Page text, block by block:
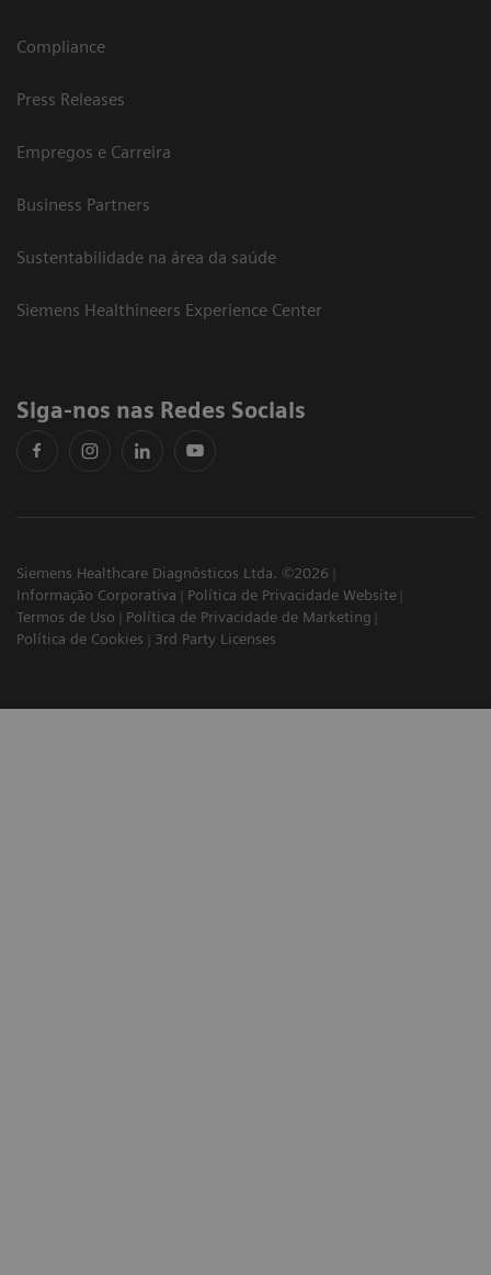
Compliance
Press Releases
Empregos e Carreira
Business Partners
Sustentabilidade na área da saúde
Siemens Healthineers Experience Center
Siga-nos nas Redes Sociais
Siemens Healthcare Diagnósticos Ltda. ©2026
Informação Corporativa
Política de Privacidade Website
Termos de Uso
Política de Privacidade de Marketing
Política de Cookies
3rd Party Licenses